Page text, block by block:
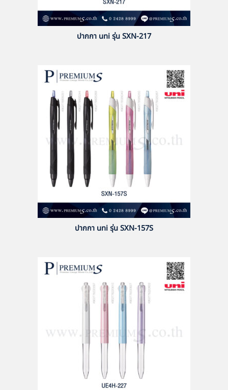
ปากกา uni รุ่น SXN-217
ปากกา uni รุ่น SXN-157S